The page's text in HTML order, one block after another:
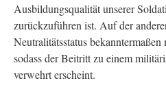
Ausbildungsqualität unserer
zurückzuführen ist. Auf der
Neutralitätsstatus
sodass der Beitritt zu einem
verwehrt erscheint.